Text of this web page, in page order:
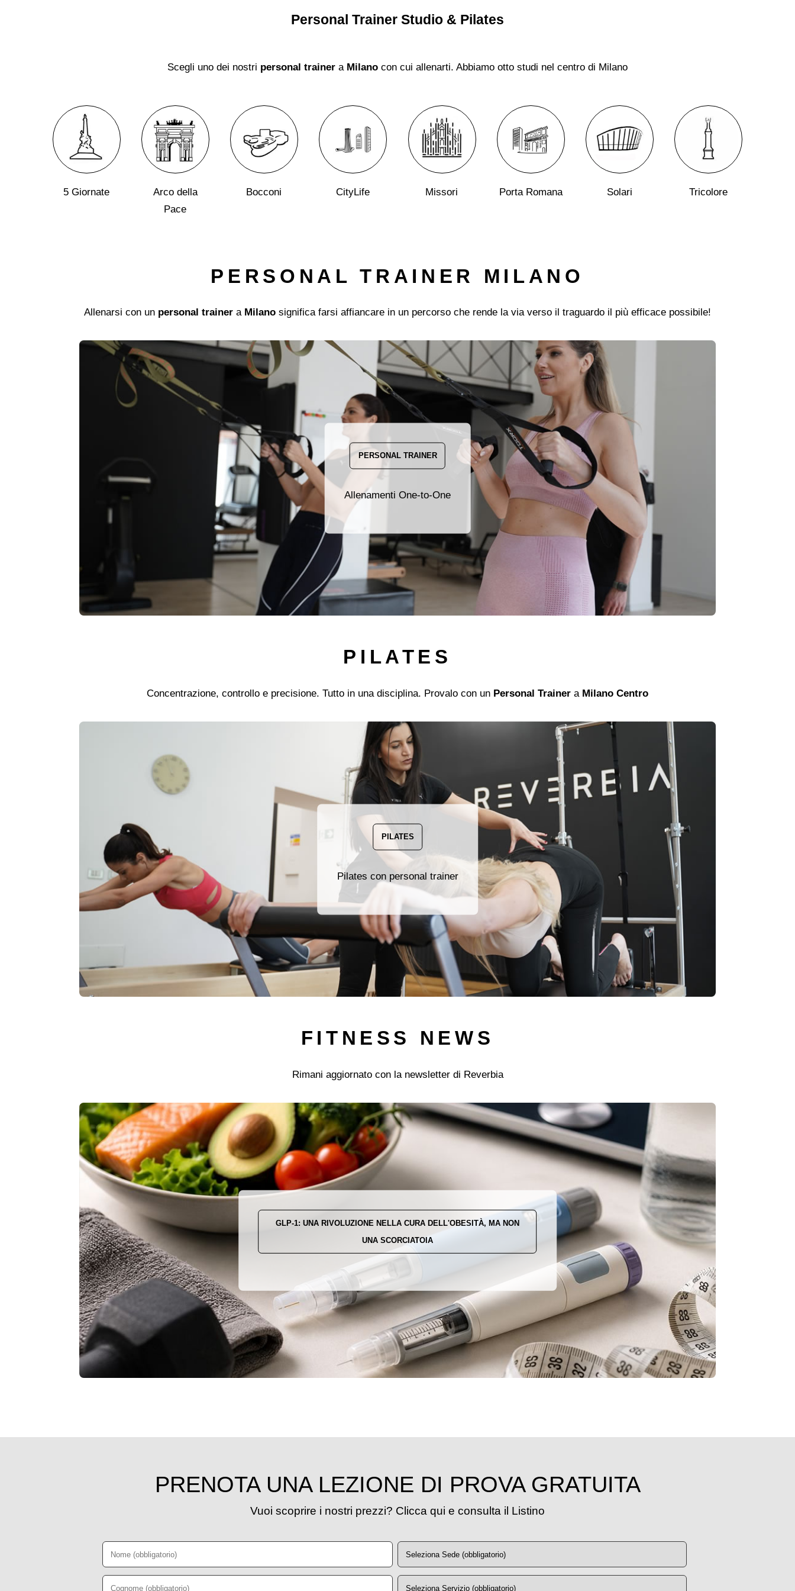
Personal Trainer Studio & Pilates
Scegli uno dei nostri personal trainer a Milano con cui allenarti. Abbiamo otto studi nel centro di Milano
5 Giornate
Arco della
Pace
Bocconi CityLife Missori Porta Romana Solari Tricolore
PERSONAL TRAINER MILANO
Allenarsi con un personal trainer a Milano significa farsi affiancare in un percorso che rende la via verso il traguardo il più efficace possibile!
PERSONAL TRAINER
Allenamenti One-to-One
PILATES
Concentrazione, controllo e precisione. Tutto in una disciplina. Provalo con un Personal Trainer a Milano Centro
PILATES
Pilates con personal trainer
FITNESS NEWS
Rimani aggiornato con la newsletter di Reverbia
GLP-1: UNA RIVOLUZIONE NELLA CURA DELL'OBESITÀ, MA NON
UNA SCORCIATOIA
PRENOTA UNA LEZIONE DI PROVA GRATUITA
Vuoi scoprire i nostri prezzi? Clicca qui e consulta il Listino